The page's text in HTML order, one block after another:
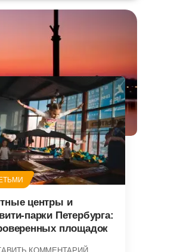
центры и
парки Петербурга:
площадок